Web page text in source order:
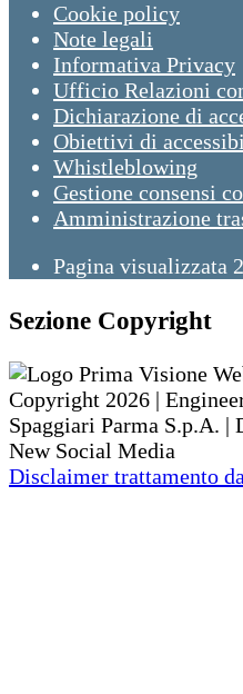
Cookie policy
Note legali
Informativa Privacy
Ufficio Relazioni
Dichiarazione di
Obiettivi di
Whistleblowing
Gestione consensi
Amministrazione
Pagina visualizzata
Sezione Copyright
Copyright 2026 |
Spaggiari Parma S.p.A.
New Social Media
Disclaimer trattamento